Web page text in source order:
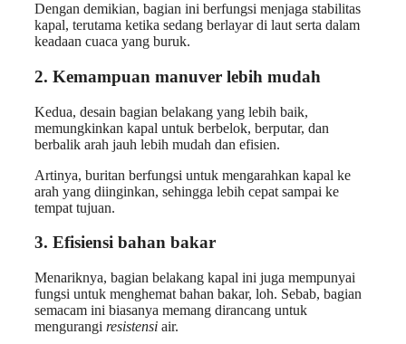
Dengan demikian, bagian ini berfungsi menjaga stabilitas
kapal, terutama ketika sedang berlayar di laut serta dalam
keadaan cuaca yang buruk.
2. Kemampuan manuver lebih mudah
Kedua, desain bagian belakang yang lebih baik,
memungkinkan kapal untuk berbelok, berputar, dan
berbalik arah jauh lebih mudah dan efisien.
Artinya, buritan berfungsi untuk mengarahkan kapal ke
arah yang diinginkan, sehingga lebih cepat sampai ke
tempat tujuan.
3. Efisiensi bahan bakar
Menariknya, bagian belakang kapal ini juga mempunyai
fungsi untuk menghemat bahan bakar, loh. Sebab, bagian
semacam ini biasanya memang dirancang untuk
mengurangi resistensi air.